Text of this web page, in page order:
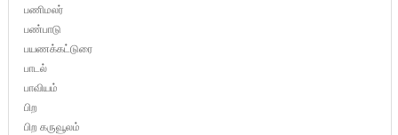
பணிமலர்
பண்பாடு
பயணக்கட்டுரை
பாடல்
பாவியம்
பிற
பிற கருவூலம்